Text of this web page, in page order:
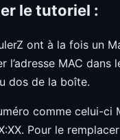
le tutoriel :
ont à la fois un
l’adresse MAC dans
dos de la boîte.
comme celui-ci
Pour le